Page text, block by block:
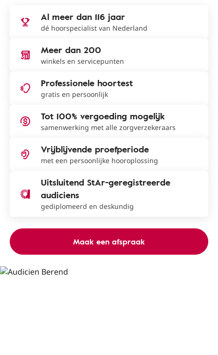
Al meer dan 116 jaar
dé hoorspecialist van Nederland
Meer dan 200
winkels en servicepunten
Professionele hoortest
gratis en persoonlijk
Tot 100% vergoeding mogelijk
samenwerking met alle zorgverzekeraars
Vrijblijvende proefperiode
met een persoonlijke hooroplossing
Uitsluitend StAr-geregistreerde
audiciens
gediplomeerd en deskundig
Maak een afspraak